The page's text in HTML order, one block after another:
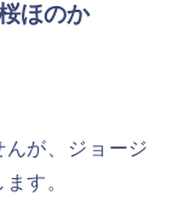
ほのか
が、ジョージ
す。